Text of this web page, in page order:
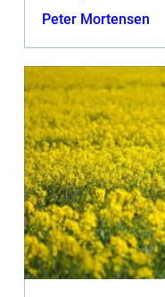
dage. Mange ...
Peter Mortensen